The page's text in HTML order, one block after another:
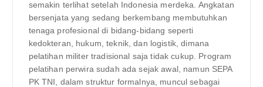
semakin terlihat setelah Indonesia merdeka. Angkatan
bersenjata yang sedang berkembang membutuhkan
tenaga profesional di bidang-bidang seperti
kedokteran, hukum, teknik, dan logistik, dimana
pelatihan militer tradisional saja tidak cukup. Program
pelatihan perwira sudah ada sejak awal, namun SEPA
PK TNI, dalam struktur formalnya, muncul sebagai